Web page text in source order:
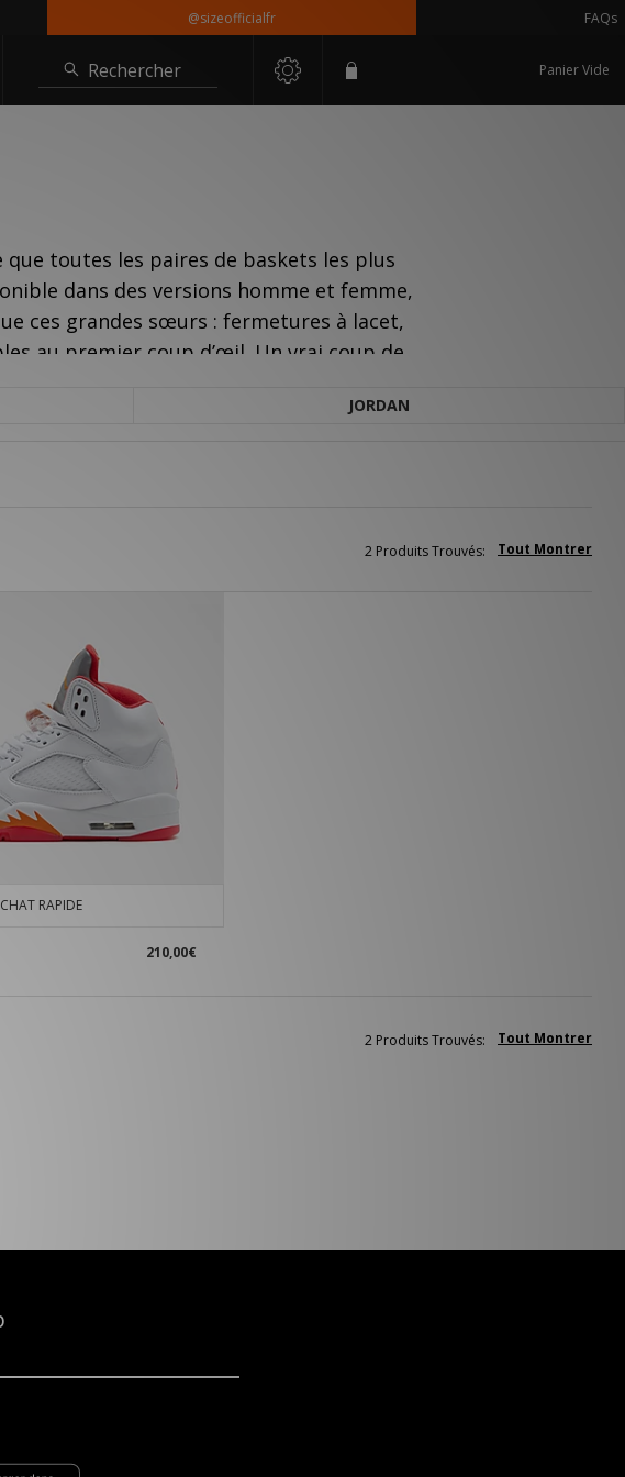
@sizeofficialfr FAQs
Rechercher Panier Vide
que toutes les paires de baskets les plus
dans des versions homme et femme,
ces grandes sœurs : fermetures à lacet,
au premier coup d’œil. Un vrai coup de
JORDAN
Tout Montrer
2 Produits Trouvés:
RAPIDE
210,00€
Tout Montrer
2 Produits Trouvés: